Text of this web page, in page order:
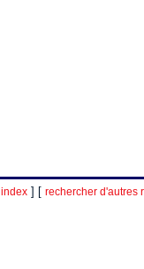
index] [ rechercher d'autres